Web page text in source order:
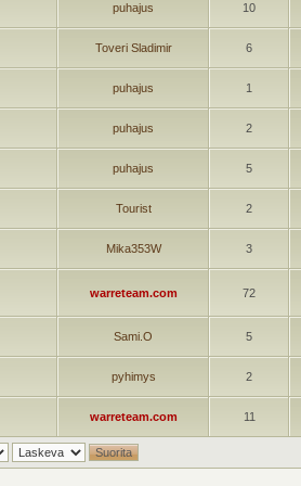
puhajus 10
Toveri Sladimir 6
puhajus 1
puhajus 2
puhajus 5
Tourist 2
Mika353W 3
warreteam.com 72
Sami.O 5
pyhimys 2
warreteam.com 11